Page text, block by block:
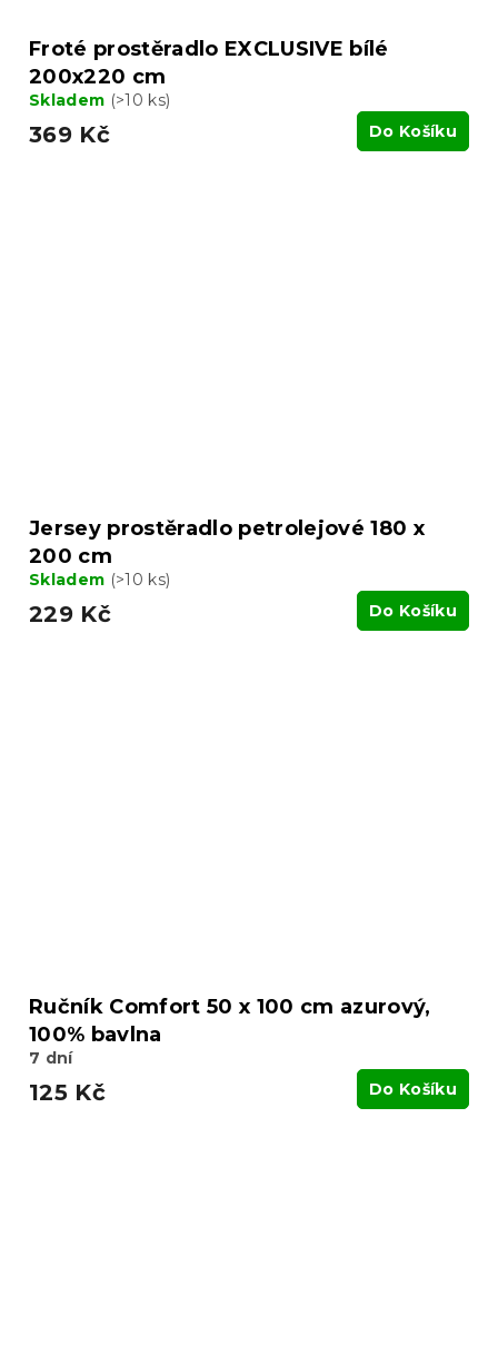
Froté prostěradlo EXCLUSIVE bílé
200x220 cm
Skladem (>10 ks)
369 Kč Do Košíku
Jersey prostěradlo petrolejové 180 x
200 cm
Skladem (>10 ks)
229 Kč Do Košíku
Ručník Comfort 50 x 100 cm azurový,
100% bavlna
7 dní
125 Kč Do Košíku